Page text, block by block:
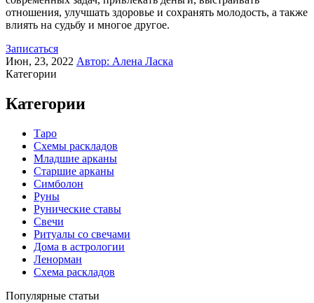
отношения, улучшать здоровье и сохранять молодость, а также
влиять на судьбу и многое другое.
Записаться
Июн, 23, 2022 Автор: Алена Ласка
Категории
Категории
Таро
Схемы раскладов
Младшие арканы
Старшие арканы
Симболон
Руны
Рунические ставы
Свечи
Ритуалы со свечами
Дома в астрологии
Ленорман
Схема раскладов
Популярные статьи